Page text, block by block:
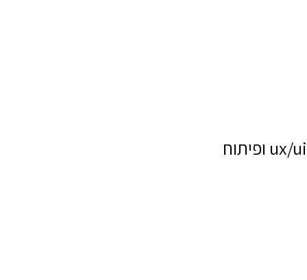
ux/ui ופיתוח